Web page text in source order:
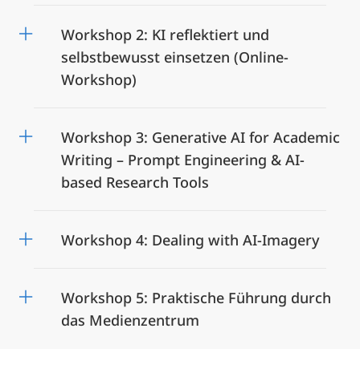
Workshop 2: KI reflektiert und
selbstbewusst einsetzen (Online-
Workshop)
Workshop 3: Generative AI for Academic
Writing – Prompt Engineering & AI-
based Research Tools
Workshop 4: Dealing with AI-Imagery
Workshop 5: Praktische Führung durch
das Medienzentrum